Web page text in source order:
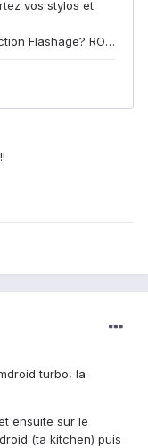
turbo, la
ensuite sur le
(ta kitchen) puis